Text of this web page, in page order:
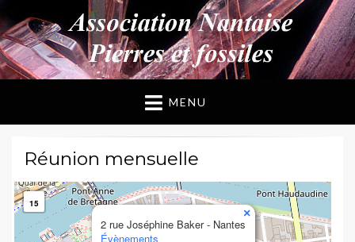
ANPF
Association Nantaise Pierres et Fossiles
MENU
Réunion mensuelle
2 rue Joséphine Baker - Nantes
Évènements
×
15